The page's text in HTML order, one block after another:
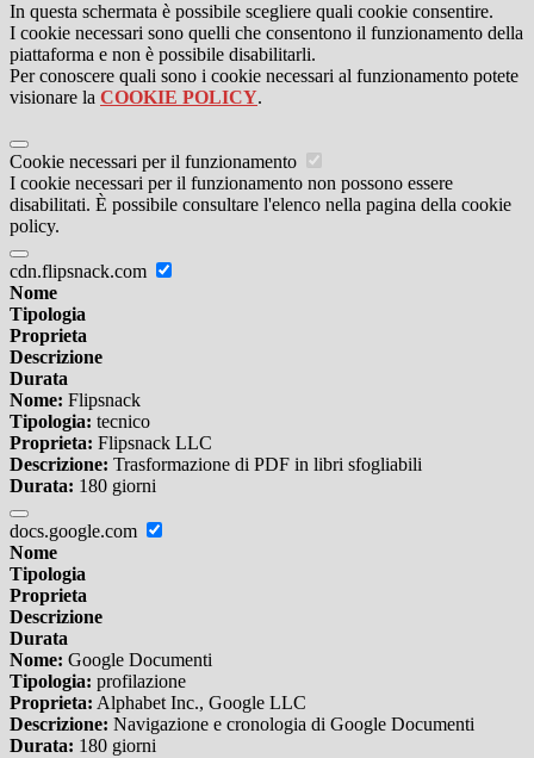
In questa schermata è possibile scegliere quali cookie consentire.
I cookie necessari sono quelli che consentono il funzionamento della
piattaforma e non è possibile disabilitarli.
Per conoscere quali sono i cookie necessari al funzionamento potete
visionare la COOKIE POLICY.
Cookie necessari per il funzionamento
I cookie necessari per il funzionamento non possono essere
disabilitati. È possibile consultare l'elenco nella pagina della cookie
policy.
cdn.flipsnack.com
Nome
Tipologia
Proprieta
Descrizione
Durata
Nome: Flipsnack
Tipologia: tecnico
Proprieta: Flipsnack LLC
Descrizione: Trasformazione di PDF in libri sfogliabili
Durata: 180 giorni
docs.google.com
Nome
Tipologia
Proprieta
Descrizione
Durata
Nome: Google Documenti
Tipologia: profilazione
Proprieta: Alphabet Inc., Google LLC
Descrizione: Navigazione e cronologia di Google Documenti
Durata: 180 giorni